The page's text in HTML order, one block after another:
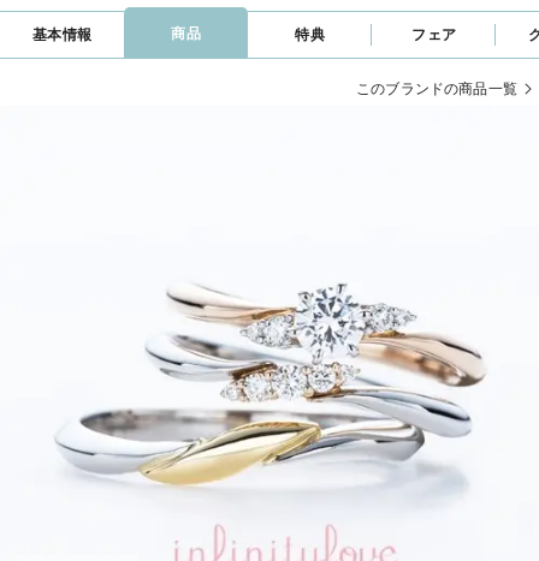
基本情報 商品 特典 フェア
このブランドの商品一覧